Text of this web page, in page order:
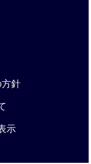
針
示